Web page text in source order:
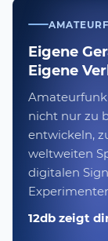
Eigene
Eigene
nicht nur zu
entwickeln,
weltweiten
digitalen
12db zeigt